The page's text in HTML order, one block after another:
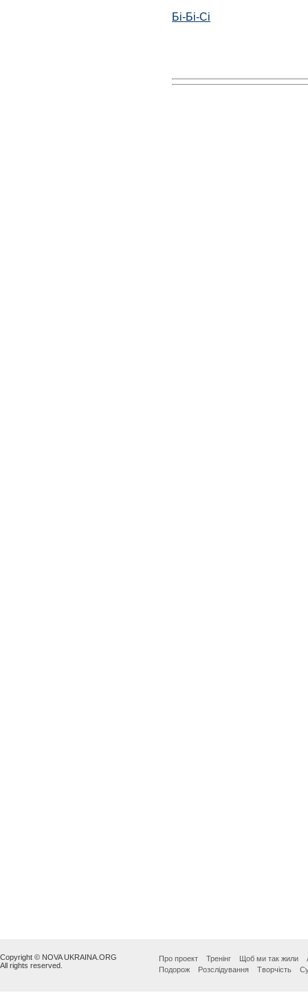
Бі-Бі-Сі
Copyright © NOVA UKRAINA.ORG
All rights reserved.
Про проект Тренінг Щоб ми так жили
Подорож
Розслідування Творчість